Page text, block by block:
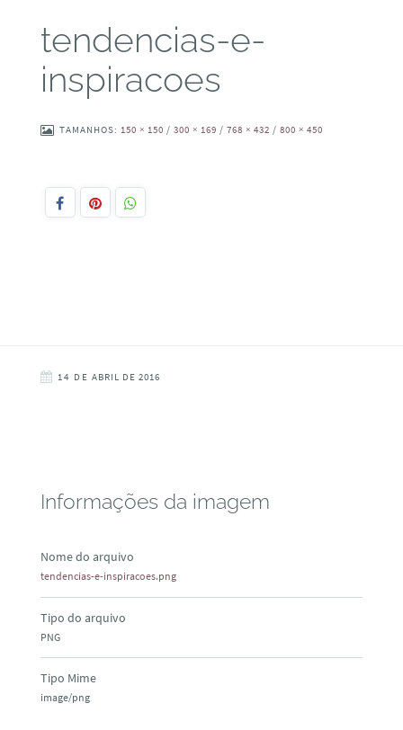
tendencias-e-
inspiracoes
TAMANHOS: 150 × 150 / 300 × 169 / 768 × 432 / 800 × 450
14 DE ABRIL DE 2016
Informações da imagem
Nome do arquivo
tendencias-e-inspiracoes.png
Tipo do arquivo
PNG
Tipo Mime
image/png